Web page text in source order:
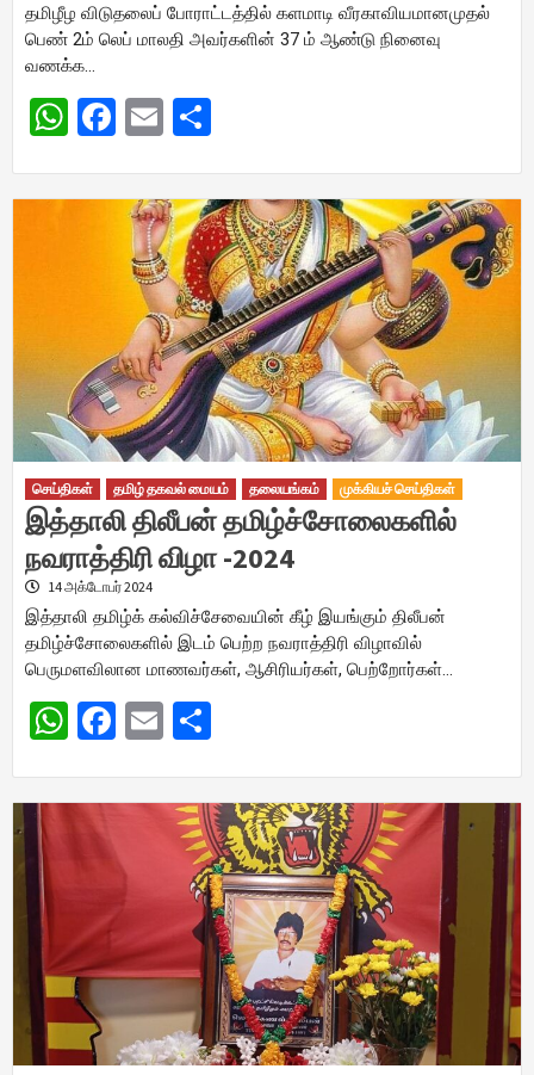
தமிழீழ விடுதலைப் போராட்டத்தில் களமாடி வீரகாவியமானமுதல்
பெண் 2ம் லெப் மாலதி அவர்களின் 37 ம் ஆண்டு நினைவு
வணக்க…
WhatsApp
Facebook
Email
செய்திகள் தமிழ் தகவல் மையம் தலையங்கம் முக்கியச் செய்திகள்
இத்தாலி திலீபன் தமிழ்ச்சோலைகளில்
நவராத்திரி விழா -2024
14 அக்டோபர் 2024
இத்தாலி தமிழ்க் கல்விச்சேவையின் கீழ் இயங்கும் திலீபன்
தமிழ்ச்சோலைகளில் இடம் பெற்ற நவராத்திரி விழாவில்
பெருமளவிலான மாணவர்கள், ஆசிரியர்கள், பெற்றோர்கள்…
WhatsApp
Facebook
Email